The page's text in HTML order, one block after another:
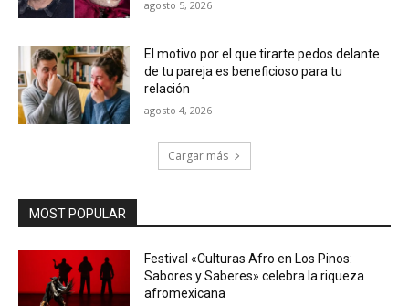
agosto 5, 2026
El motivo por el que tirarte pedos delante
de tu pareja es beneficioso para tu
relación
agosto 4, 2026
Cargar más
MOST POPULAR
Festival «Culturas Afro en Los Pinos:
Sabores y Saberes» celebra la riqueza
afromexicana